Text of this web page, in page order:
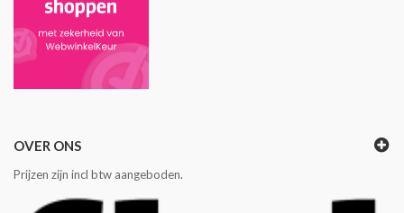
OVER ONS
Prijzen zijn incl btw aangeboden.